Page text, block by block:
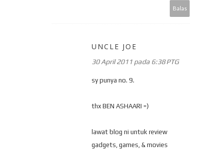
Balas
UNCLE JOE
30 April 2011 pada 6:38 PTG
sy punya no. 9.
thx BEN ASHAARI =)
lawat blog ni untuk review
gadgets, games, & movies